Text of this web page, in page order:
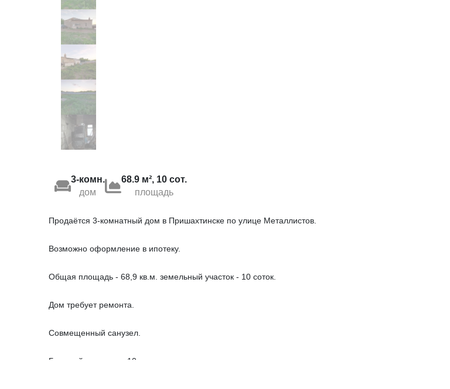
3-комн.
дом
68.9 м², 10 сот.
площадь
Продаётся 3-комнатный дом в Пришахтинске по улице Металлистов.
Возможно оформление в ипотеку.
Общая площадь - 68,9 кв.м. земельный участок - 10 соток.
Дом требует ремонта.
Совмещенный санузел.
Большой участок — 10 соток, есть место для сада, огорода, зоны отдыха или дополнительных построек.